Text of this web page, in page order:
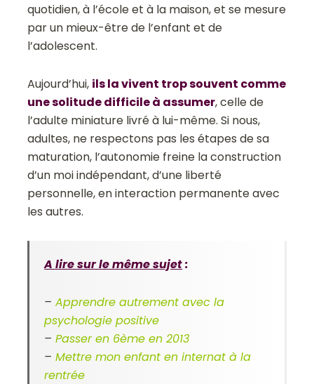
quotidien, à l’école et à la maison, et se mesure
par un mieux-être de l’enfant et de
l’adolescent.
Aujourd’hui, ils la vivent trop souvent comme
une solitude difficile à assumer, celle de
l’adulte miniature livré à lui-même. Si nous,
adultes, ne respectons pas les étapes de sa
maturation, l’autonomie freine la construction
d’un moi indépendant, d’une liberté
personnelle, en interaction permanente avec
les autres.
A lire sur le même sujet:
–Apprendre autrement avec la
psychologie positive
–Passer en 6ème en 2013
–Mettre mon enfant en internat à la
rentrée